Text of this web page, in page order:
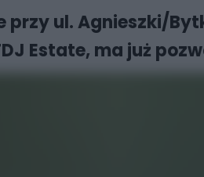
ul. Agnieszki/
Estate, ma już